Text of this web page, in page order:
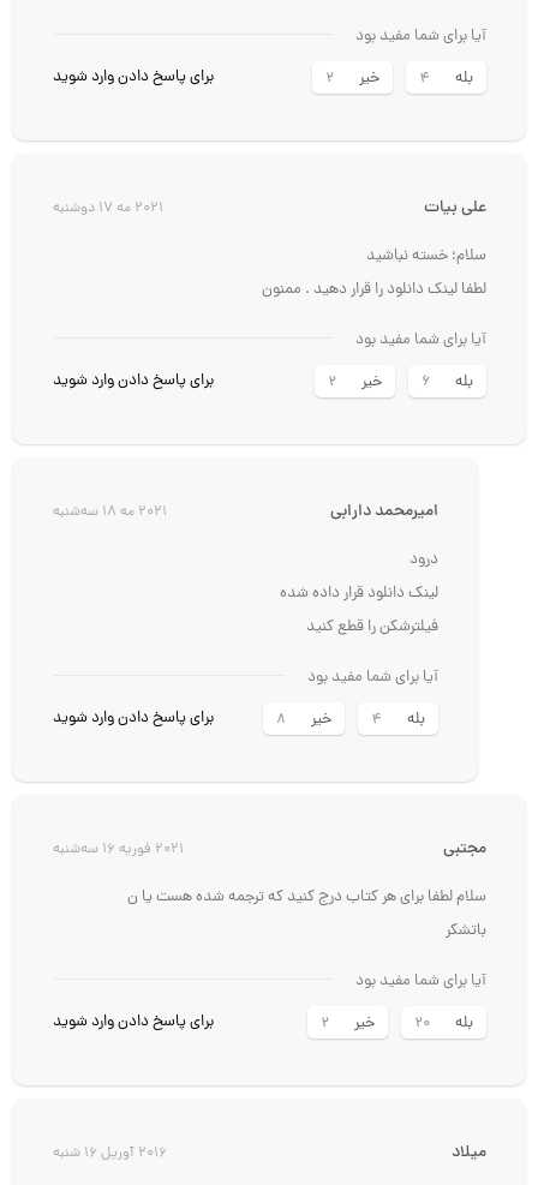
آیا برای شما مفید بود
بله
4 خیر 2 برای پاسخ دادن وارد شوید
علی بیات 2021 مه 17 دوشنبه
سلام؛ خسته نباشید
لطفا لینک دانلود را قرار دهید . ممنون
آیا برای شما مفید بود
بله
6 خیر 2 برای پاسخ دادن وارد شوید
امیرمحمد دارابی 2021 مه 18 سه‌شنبه
درود
لینک دانلود قرار داده شده
فیلترشکن را قطع کنید
آیا برای شما مفید بود
بله
4 خیر 8 برای پاسخ دادن وارد شوید
مجتبی 2021 فوریه 16 سه‌شنبه
سلام لطفا برای هر کتاب درج کنید که ترجمه شده هست یا ن
باتشکر
آیا برای شما مفید بود
بله
20 خیر 2 برای پاسخ دادن وارد شوید
میلاد 2016 آوریل 16 شنبه